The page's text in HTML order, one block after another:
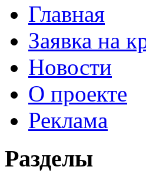
Главная
Заявка на
Новости
О проекте
Реклама
Разделы